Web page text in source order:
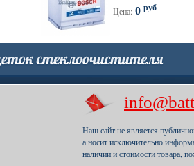
Цена: 0 руб
Наш сайт не является
а носит исключительно
наличии и стоимости товара,